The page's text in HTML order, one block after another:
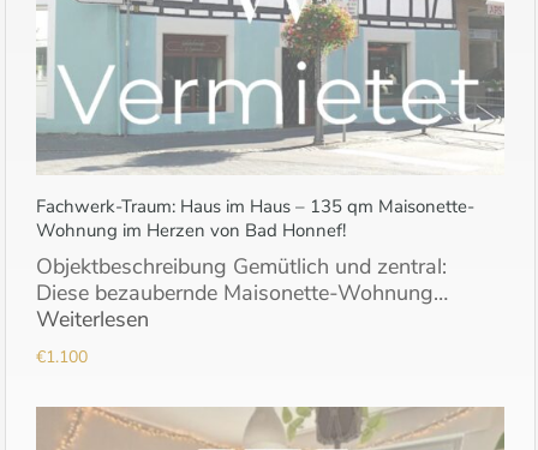
Fachwerk-Traum: Haus im Haus – 135 qm Maisonette-
Wohnung im Herzen von Bad Honnef!
Objektbeschreibung Gemütlich und zentral:
Diese bezaubernde Maisonette-Wohnung…
Weiterlesen
€1.100